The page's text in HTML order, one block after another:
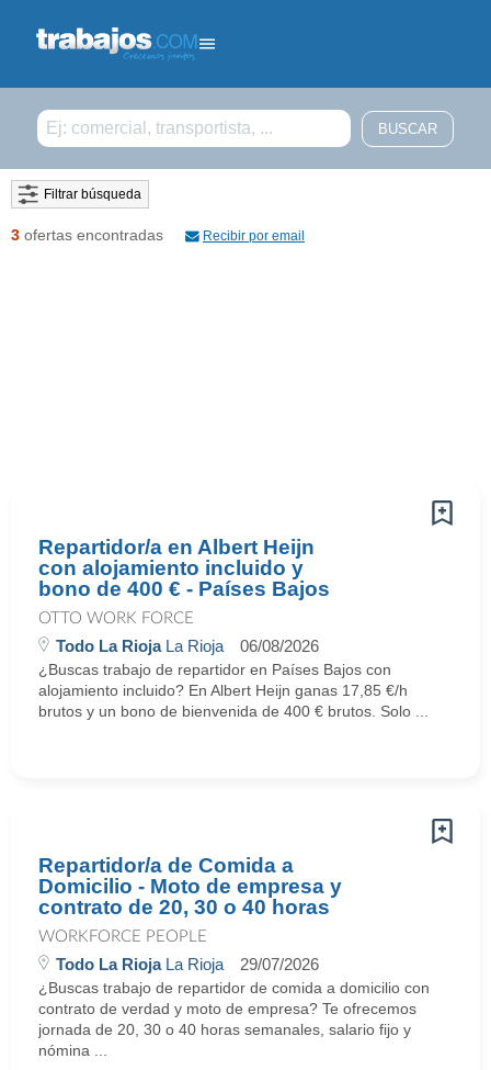
Filtrar búsqueda
3 ofertas encontradas Recibir por email
Repartidor/a en Albert Heijn
con alojamiento incluido y
bono de 400 € - Países Bajos
OTTO WORK FORCE
Todo La RiojaLa Rioja 06/08/2026
¿Buscas trabajo de repartidor en Países Bajos con
alojamiento incluido? En Albert Heijn ganas 17,85 €/h
brutos y un bono de bienvenida de 400 € brutos. Solo ...
Repartidor/a de Comida a
Domicilio - Moto de empresa y
contrato de 20, 30 o 40 horas
WORKFORCE PEOPLE
Todo La RiojaLa Rioja 29/07/2026
¿Buscas trabajo de repartidor de comida a domicilio con
contrato de verdad y moto de empresa? Te ofrecemos
jornada de 20, 30 o 40 horas semanales, salario fijo y
nómina ...